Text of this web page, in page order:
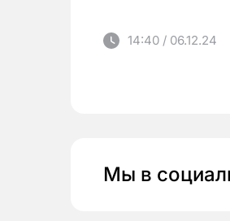
14:40 / 06.12.24
Мы в